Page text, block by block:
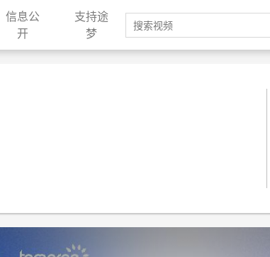
信息公
开(current)
支持途
梦(current)